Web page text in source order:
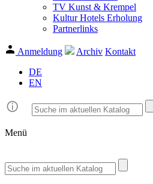
TV Kunst & Krempel
Kultur Hotels Erholung
Partnerlinks
Anmeldung Archiv Kontakt
DE
EN
Menü